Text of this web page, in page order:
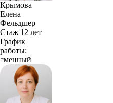
Крымова
Елена
Фельдшер
Стаж 12 лет
График
работы:
сменный